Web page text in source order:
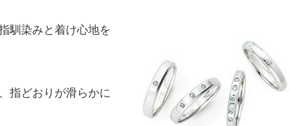
馴染みと着け心地を
指どおりが滑らかに